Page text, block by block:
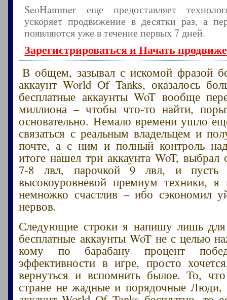
SeoHammer еще предоставляет
ускоряет продвижение в десятки раз, а
появляются уже в течение первых 7 дней.
Зарегистрироваться и Начать
В общем, зазывал с искомой фразой
аккаунт World Of Tanks, оказалось
бесплатные аккаунты WoT вообще
миллиона – чтобы что-то найти,
основательно. Немало времени ушло
связаться с реальным владельцем и
почте, а с ним и полный контроль
итоге нашел три аккаунта WoT, выбрал
7-8 лвл, парочкой 9 лвл, и
высокоуровневой премиум техники,
немножко счастлив – ибо сэкономил
нервов.
Следующие строки я напишу лишь
бесплатные аккаунты WoT не с целью
кому по барабану процент
эффективности в игре, просто
вернуться и вспомнить былое. То,
стране не жадные и порядочные Люди,